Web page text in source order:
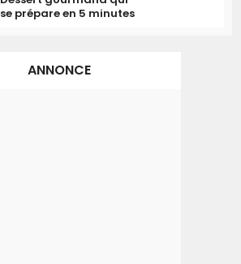
se prépare en 5 minutes
ANNONCE